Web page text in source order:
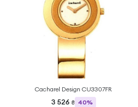
Cacharel Design CU3307FR
3 526 ₴ 40%